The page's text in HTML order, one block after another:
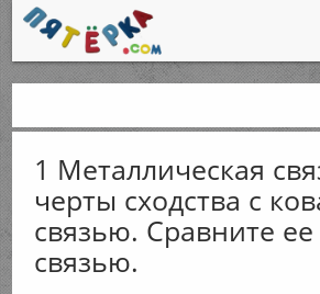
1 Металлическая
черты сходства с
связью. Сравните
связью.